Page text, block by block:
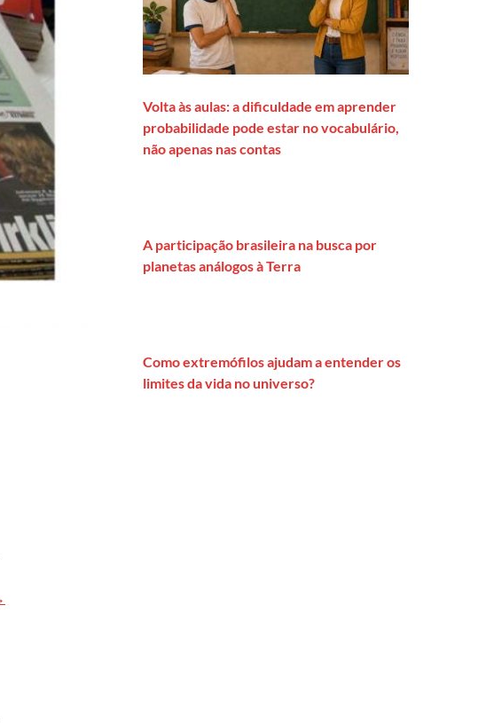
falsos protocolos dos espertos de plantão
Volta às aulas: a dificuldade em aprender
probabilidade pode estar no vocabulário,
não apenas nas contas
A participação brasileira na busca por
planetas análogos à Terra
Como extremófilos ajudam a entender os
limites da vida no universo?